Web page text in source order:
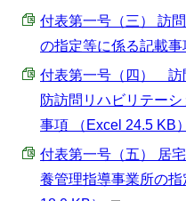
付表第一号（三） 訪
の指定等に係る記載事
付表第一号（四） 訪
防訪問リハビリテー
事項 （Excel 24.5 KB）
付表第一号（五） 居
養管理指導事業所の